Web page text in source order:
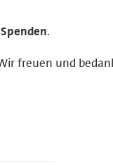
Spenden.
freuen und